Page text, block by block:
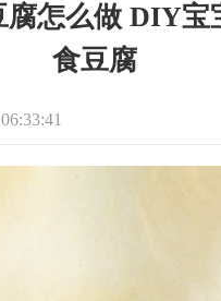
腐怎么做 DIY宝
食豆腐